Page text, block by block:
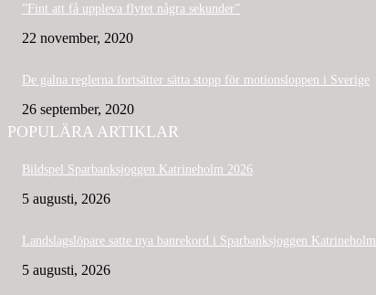
”Fint att få uppleva flytet några sekunder”
22 november, 2020
De galna reglerna fortsätter sätta stopp för motionsloppen i Sverige
26 september, 2020
POPULÄRA ARTIKLAR
Bildspel Sparbanksjoggen Katrineholm 2026
5 augusti, 2026
Landslagslöpare satte nya banrekord i Sparbanksjoggen Katrineholm
5 augusti, 2026